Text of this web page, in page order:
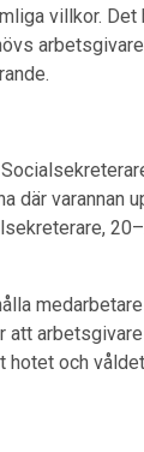
villkor.
där varannan
att
och